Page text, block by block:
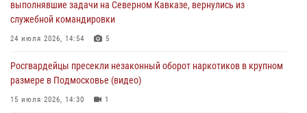
«Радио 1»
01 августа 2026, 17:57
крупную сумму в Подмосковье
31 июля 2026, 13:00
выполнявшие задачи на Северном Кавказе, вернулись из
служебной командировки
24 июля 2026, 14:54 5
Росгвардейцы пресекли незаконный оборот наркотиков в крупном
размере в Подмосковье (видео)
15 июля 2026, 14:30 1